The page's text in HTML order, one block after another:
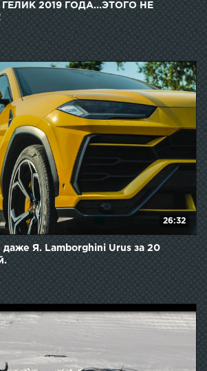
2019 ГОДА...ЭТОГО НЕ
26:32
даже Я. Lamborghini Urus за 20